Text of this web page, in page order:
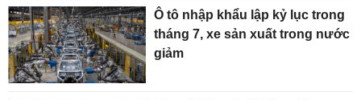
Ô tô nhập khẩu lập kỷ lục trong
tháng 7, xe sản xuất trong nước
giảm